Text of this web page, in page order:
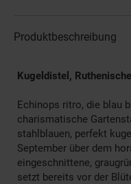
Produktbeschreibung
Kugeldistel,
Echinops ritro, die blau
charismatische
stahlblauen, perfekt
September über dem
eingeschnittene,
setzt bereits vor der